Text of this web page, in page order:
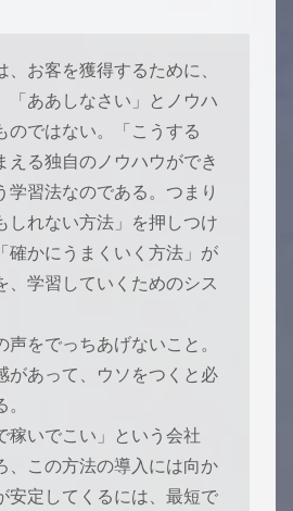
、お客を獲得するために、
「ああしなさい」とノウハ
のではない。「こうする
える独自のノウハウができ
学習法なのである。つまり
しれない方法」を押しつけ
確かにうまくいく方法」が
、学習していくためのシス
声をでっちあげないこと。
があって、ウソをつくと必
稼いでこい」という会社
、この方法の導入には向か
安定してくるには、最短で